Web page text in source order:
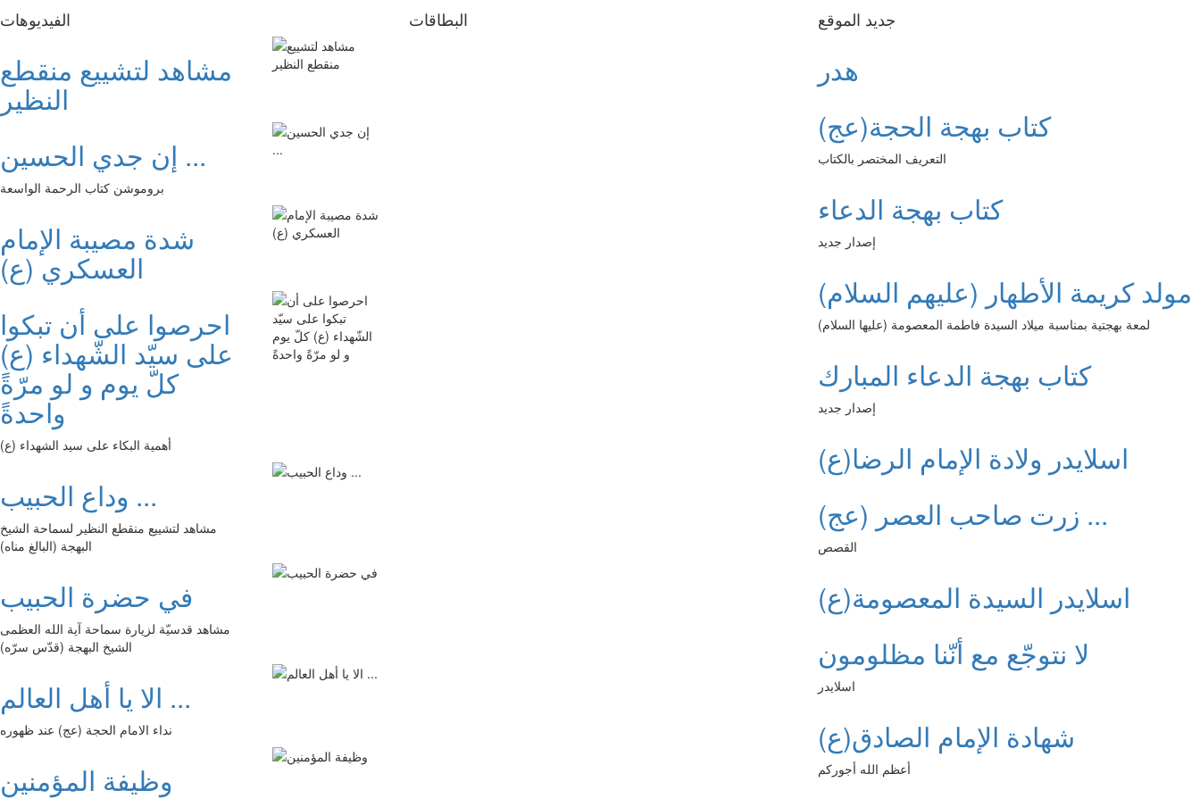
الفیدیوهات
مشاهد لتشييع منقطع
النظير
إن جدي الحسين ...
بروموشن كتاب الرحمة الواسعة
شدة مصيبة الإمام
العسكري (ع)
احرصوا على أن تبكوا
على سيّد الشّهداء (ع)
كلّ يوم و لو مرّةً
واحدةً
أهمية البكاء على سيد الشهداء (ع)
وداع الحبيب ...
مشاهد لتشييع منقطع النظير لسماحة الشيخ
البهجة (البالغ مناه)
في حضرة الحبيب
مشاهد قدسيّة لزيارة سماحة آية الله العظمى
الشيخ البهجة (قدّس سرّه)
الا يا أهل العالم ...
نداء الامام الحجة (عج) عند ظهوره
وظيفة المؤمنين
البطاقات جديد الموقع
هدر
كتاب بهجة الحجة(عج)
التعريف المختصر بالكتاب
كتاب بهجة الدعاء
إصدار جديد
مولد كريمة الأطهار (عليهم السلام)
لمعة بهجتية بمناسبة ميلاد السيدة فاطمة المعصومة (عليها السلام)
كتاب بهجة الدعاء المبارك
إصدار جديد
اسلايدر ولادة الإمام الرضا(ع)
زرت صاحب العصر (عج) ...
القصص
اسلايدر السيدة المعصومة(ع)
لا نتوجّع مع أنّنا مظلومون
اسلايدر
شهادة الإمام الصادق(ع)
أعظم الله أجوركم